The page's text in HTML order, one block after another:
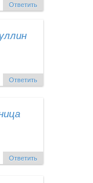
Ответить
Ответить
Ответить